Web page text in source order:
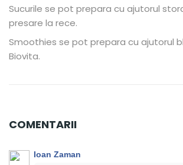
Sucurile se pot prepara cu ajutorul
presare la rece.
Smoothies se pot prepara cu ajutorul
Biovita.
COMENTARII
Ioan Zaman